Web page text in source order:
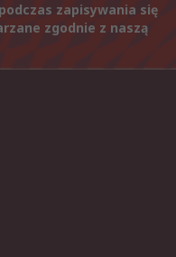
zapisywania się
zgodnie z naszą